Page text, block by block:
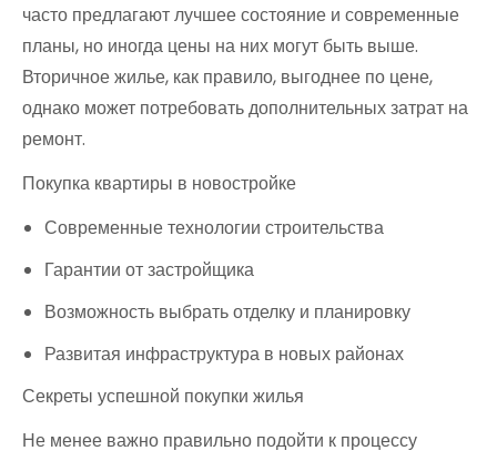
часто предлагают лучшее состояние и современные
планы, но иногда цены на них могут быть выше.
Вторичное жилье, как правило, выгоднее по цене,
однако может потребовать дополнительных затрат на
ремонт.
Покупка квартиры в новостройке
Современные технологии строительства
Гарантии от застройщика
Возможность выбрать отделку и планировку
Развитая инфраструктура в новых районах
Секреты успешной покупки жилья
Не менее важно правильно подойти к процессу